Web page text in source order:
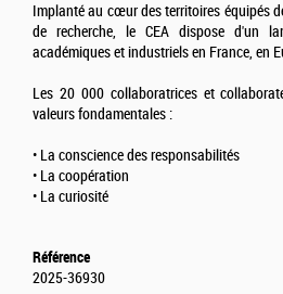
Implanté au cœur des territoires équipés
de recherche, le CEA dispose d'un
académiques et industriels en France, en
Les 20 000 collaboratrices et
valeurs fondamentales :
• La conscience des responsabilités
• La coopération
• La curiosité
Référence
2025-36930